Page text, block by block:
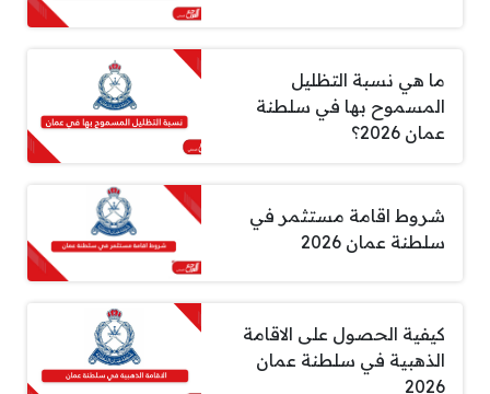
ما هي نسبة التظليل
المسموح بها في سلطنة
عمان 2026؟
شروط اقامة مستثمر في
سلطنة عمان 2026
كيفية الحصول على الاقامة
الذهبية في سلطنة عمان
2026